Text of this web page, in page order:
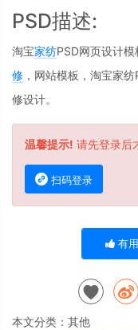
PSD描述:
淘宝家纺PSD网页设计模
修 ，网站模板，淘宝家
修设计。
温馨提示! 请先登录后
扫码登录
有
本文分类： 其他